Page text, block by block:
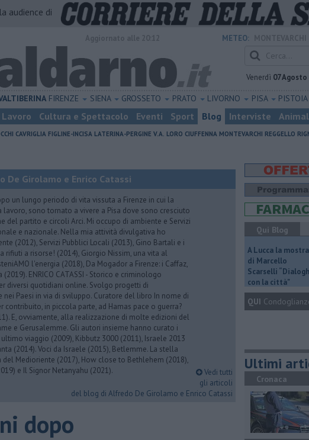
audience di
METEO:
Venerdì 07 Agosto
FIRENZE SIENA GROSSETO PRATO LIVORNO PISA PISTOIA
Lavoro Cultura e Spettacolo Eventi Sport Blog Interviste
CAVRIGLIA FIGLINE-INCISA LATERINA-PERGINE V.A. LORO CIUFFENNA MONTEVARCHI REGGELLO
De Girolamo e Enrico Catassi
un lungo periodo di vita vissuta a Firenze in cui la
sono tornato a vivere a Pisa dove sono cresciuto
del partito e circoli Arci. Mi occupo di ambiente e Servizi
e nazionale. Nella mia attività divulgativa ho
(2012), Servizi Pubblici Locali (2013), Gino Bartali e i
rifiuti a risorse! (2014), Giorgio Nissim, una vita al
l'energia (2018), Da Mogador a Firenze: i Caffaz,
ENRICO CATASSI - Storico e criminologo
diversi quotidiani online. Svolgo progetti di
Paesi in via di sviluppo. Curatore del libro In nome di
contribuito, in piccola parte, ad Hamas pace o guerra?
E, ovviamente, alla realizzazione di molte edizioni del
e Gerusalemme. Gli autori insieme hanno curato i
viaggio (2009), Kibbutz 3000 (2011), Israele 2013
(2014). Voci da Israele (2015), Betlemme. La stella
Medioriente (2017), How close to Bethlehem (2018),
e Il Signor Netanyahu (2021).
Vedi tutti
gli articoli
del blog di Alfredo De Girolamo e Enrico Catassi
dopo
Qui Blog
A Lucca la mostra
di Marcello
Scarselli
con la città"
QUI
Ultimi
Cronaca